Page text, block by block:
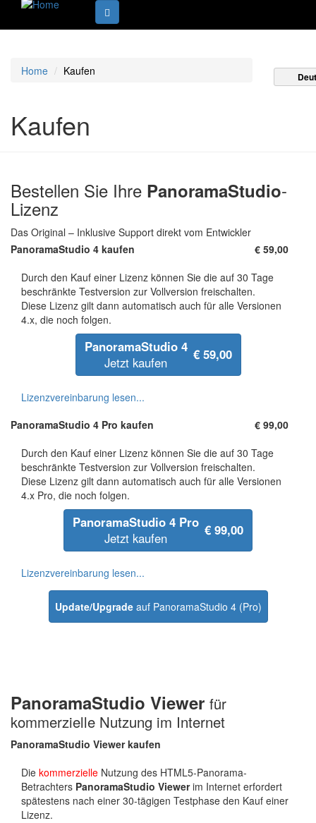
Home Kaufen
Kaufen
Bestellen Sie Ihre PanoramaStudio-
Lizenz
Das Original – Inklusive Support direkt vom Entwickler
PanoramaStudio 4 kaufen
€ 59,00
Durch den Kauf einer Lizenz können Sie die auf 30 Tage
beschränkte Testversion zur Vollversion freischalten.
Diese Lizenz gilt dann automatisch auch für alle Versionen
4.x, die noch folgen.
PanoramaStudio 4
Jetzt kaufen
€ 59,00
Lizenzvereinbarung lesen...
PanoramaStudio 4 Pro kaufen
€ 99,00
Durch den Kauf einer Lizenz können Sie die auf 30 Tage
beschränkte Testversion zur Vollversion freischalten.
Diese Lizenz gilt dann automatisch auch für alle Versionen
4.x Pro, die noch folgen.
PanoramaStudio 4 Pro
Jetzt kaufen
€ 99,00
Lizenzvereinbarung lesen...
Update/Upgradeauf PanoramaStudio 4 (Pro)
PanoramaStudio Viewer für
kommerzielle Nutzung im Internet
PanoramaStudio Viewerkaufen
Die kommerzielle Nutzung des HTML5-Panorama-
Betrachters PanoramaStudio Viewerim Internet erfordert
spätestens nach einer 30-tägigen Testphase den Kauf einer
Lizenz.